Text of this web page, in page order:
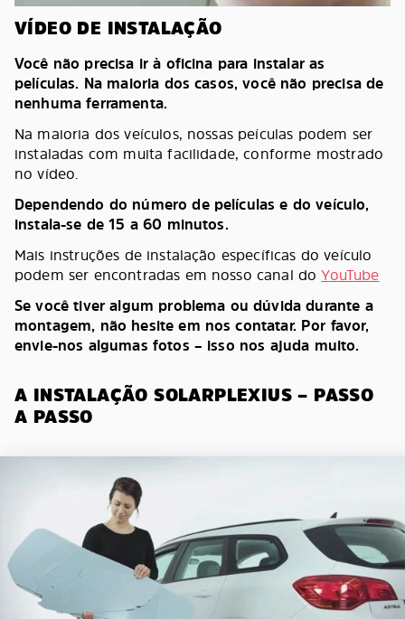
VÍDEO DE INSTALAÇÃO
Você não precisa ir à oficina para instalar as
películas. Na maioria dos casos, você não precisa de
nenhuma ferramenta.
Na maioria dos veículos, nossas peículas podem ser
instaladas com muita facilidade, conforme mostrado
no vídeo.
Dependendo do número de películas e do veículo,
instala-se de 15 a 60 minutos.
Mais instruções de instalação específicas do veículo
podem ser encontradas em nosso canal doYouTube
Se você tiver algum problema ou dúvida durante a
montagem, não hesite em nos contatar. Por favor,
envie-nos algumas fotos – isso nos ajuda muito.
A INSTALAÇÃO SOLARPLEXIUS – PASSO
A PASSO